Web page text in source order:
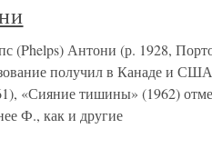
(Phelps) Антони (р. 1928,
получил в Канаде и
«Сияние тишины» (1962)
Ф., как и другие